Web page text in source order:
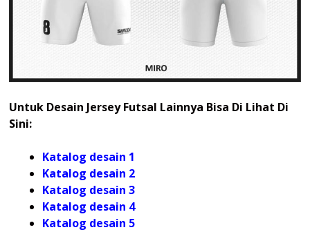
Untuk Desain Jersey Futsal Lainnya Bisa Di Lihat Di
Sini:
Katalog desain 1
Katalog desain 2
Katalog desain 3
Katalog desain 4
Katalog desain 5